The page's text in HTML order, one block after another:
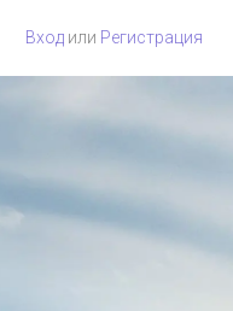
Вход или Регистрация